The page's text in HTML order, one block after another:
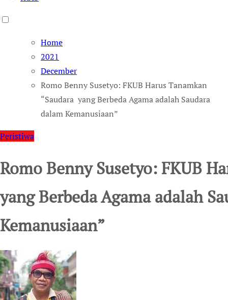
Home
2021
December
Romo Benny Susetyo: FKUB Harus Tanamkan
“Saudara yang Berbeda Agama adalah Saudara
dalam Kemanusiaan”
Peristiwa
Romo Benny Susetyo: FKUB
yang Berbeda Agama adalah
Kemanusiaan”